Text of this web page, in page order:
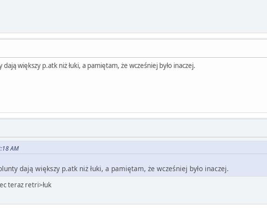
większy p.atk niż łuki, a pamiętam, że wcześniej było inaczej.
AM
dają większy p.atk niż łuki, a pamiętam, że wcześniej było inaczej.
teraz retri>łuk